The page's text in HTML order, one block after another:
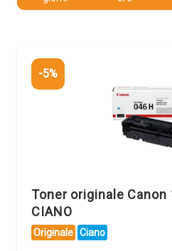
-5%
Toner originale Canon
CIANO
Originale Ciano